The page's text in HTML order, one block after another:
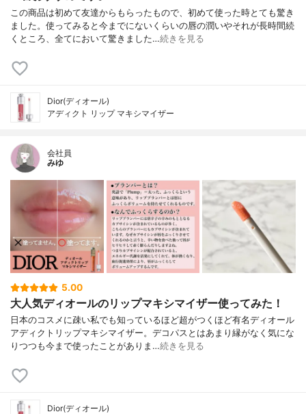
この商品は初めて友達からもらったもので、初めて使った時とても驚き
ました。使ってみると今までにないくらいの唇の潤いやそれが長時間続
くところ、全てにおいて驚きました…続きを見る
Dior(ディオール)
アディクト リップ マキシマイザー
会社員
みゆ
5.00
大人気ディオールのリップマキシマイザー使ってみた！
日本のコスメに疎い私でも知っているほど超がつくほど有名ディオール
アディクトリップマキシマイザー。デコパスとはあまり縁がなく気にな
りつつも今まで使ったことがありま…続きを見る
Dior(ディオール)